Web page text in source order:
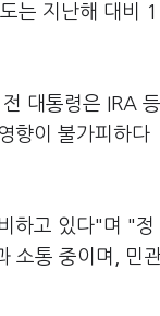
는 지난해 대비 1
대통령은 IRA 등
향이 불가피하다
하고 있다"며 "정
소통 중이며, 민